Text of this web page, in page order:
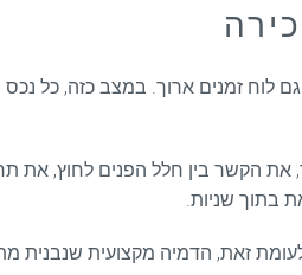
זמנים ארוך. במצב כזה, כל נכס
את הקשר בין חלל הפנים לחוץ, את
בתוך שניות.
זאת, הדמיה מקצועית שנבנית